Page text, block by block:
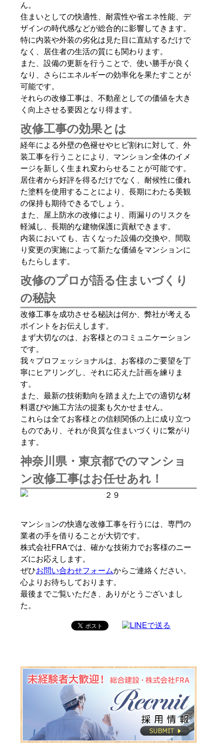
ん。
住まいとしての快適性、耐震性や省エネ性能、デ
ザインの時代感などが総合的に影響してきます。
特に内装や外装の劣化は見た目に直結するだけで
なく、居住者の生活の質にも関わります。
また、設備の更新を行うことで、使い勝手が良く
なり、さらにエネルギーの効率化を果たすことが
可能です。
それらの改修工事は、不動産としての価値を大き
く向上させる要因となり得ます。
改修工事の効果とは
経年による外壁の色褪せやヒビ割れに対して、外
装工事を行うことにより、マンション全体のイメ
ージを新しく生まれ変わらせることが可能です。
居住者から好評を得るだけでなく、耐候性に優れ
た塗料を使用することにより、長期にわたる美観
の保持も期待できるでしょう。
また、屋上防水の改修により、雨漏りのリスクを
軽減し、長期的な建物保護に貢献できます。
内装においても、古くなった設備の交換や、間取
り変更の実施によって新たな価値をマンションに
もたらします。
改修のプロが語る住まいづくり
の秘訣
改修工事を成功させる秘訣は何か、弊社が考える
ポイントをお伝えします。
まず大切なのは、お客様とのコミュニケーション
です。
我々プロフェッショナルは、お客様のご要望を丁
寧にヒアリングし、それに応えた計画を練りま
す。
また、最新の技術動向を踏まえた上での適切な材
料選びや施工方法の提案も欠かせません。
これらは全てお客様との信頼関係の上に成り立つ
ものであり、それが良質な住まいづくりに繋がり
ます。
神奈川県・東京都でのマンショ
ン改修工事はお任せあれ！
マンションの快適な改修工事を行うには、専門の
業者の手を借りることが大切です。
株式会社FRAでは、確かな技術力でお客様のニー
ズにお応えします。
ぜひお問い合わせフォームからご連絡ください。
心よりお待ちしております。
最後までご覧いただき、ありがとうございまし
た。